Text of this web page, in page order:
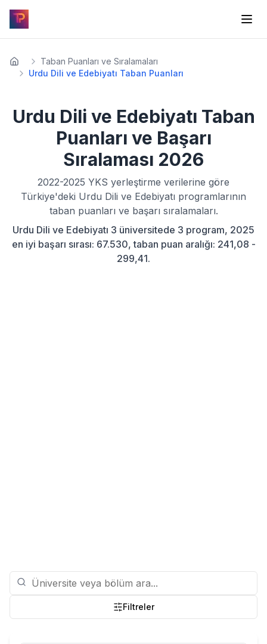
Taban Puanları ve Sıralamaları
Urdu Dili ve Edebiyatı Taban Puanları
Urdu Dili ve Edebiyatı Taban
Puanları ve Başarı
Sıralaması 2026
2022-2025 YKS yerleştirme verilerine göre
Türkiye'deki Urdu Dili ve Edebiyatı programlarının
taban puanları ve başarı sıralamaları.
Urdu Dili ve Edebiyatı 3 üniversitede 3 program, 2025
en iyi başarı sırası: 67.530, taban puan aralığı: 241,08 -
299,41.
Filtreler